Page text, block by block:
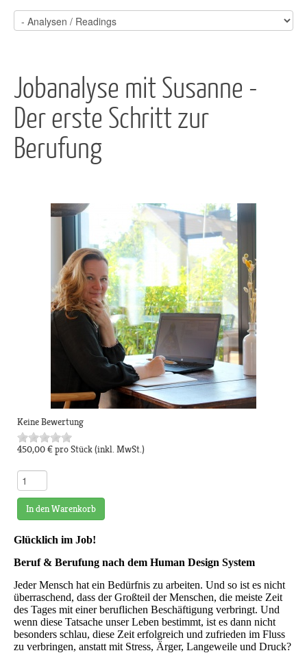
Jobanalyse mit Susanne -
Der erste Schritt zur
Berufung
Keine Bewertung
450,00 €pro Stück(inkl. MwSt.)
In den Warenkorb
Glücklich im Job!
Beruf & Berufung nach dem Human Design System
Jeder Mensch hat ein Bedürfnis zu arbeiten. Und so ist es nicht
überraschend, dass der Großteil der Menschen, die meiste Zeit
des Tages mit einer beruflichen Beschäftigung verbringt. Und
wenn diese Tatsache unser Leben bestimmt, ist es dann nicht
besonders schlau, diese Zeit erfolgreich und zufrieden im Fluss
zu verbringen, anstatt mit Stress, Ärger, Langeweile und Druck?